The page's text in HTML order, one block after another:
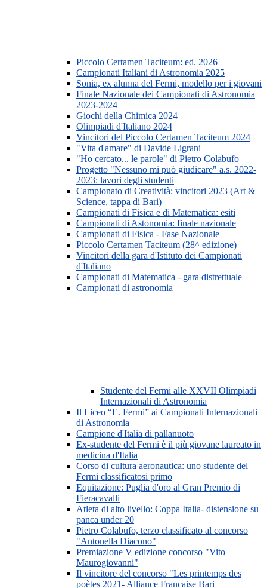
Piccolo Certamen Taciteum: ed. 2026
Campionati Italiani di Astronomia 2025
Sonia, ex alunna del Fermi, modello per i giovani
Finale Nazionale dei Campionati di Astronomia
2023-2024
Giochi della Chimica 2024
Olimpiadi d'Italiano 2024
Vincitori del Piccolo Certamen Taciteum 2024
"Vita d'amare" di Davide Ligrani
"Ho cercato... le parole" di Pietro Colabufo
Progetto "Nessuno mi può giudicare" a.s. 2022-
2023: lavori degli studenti
Campionato di Creatività: vincitori 2023 (Art &
Science, tappa di Bari)
Campionati di Fisica e di Matematica: esiti
Campionati di Astonomia: finale nazionale
Campionati di Fisica - Fase Nazionale
Piccolo Certamen Taciteum (28^ edizione)
Vincitori della gara d'Istituto dei Campionati
d'Italiano
Campionati di Matematica - gara distrettuale
Campionati di astronomia
Studente del Fermi alle XXVII Olimpiadi
Internazionali di Astronomia
Il Liceo “E. Fermi” ai Campionati Internazionali
di Astronomia
Campione d'Italia di pallanuoto
Ex-studente del Fermi è il più giovane laureato in
medicina d'Italia
Corso di cultura aeronautica: uno studente del
Fermi classificatosi primo
Equitazione: Puglia d'oro al Gran Premio di
Fieracavalli
Atleta di alto livello: Coppa Italia- distensione su
panca under 20
Pietro Colabufo, terzo classificato al concorso
"Antonella Diacono"
Premiazione V edizione concorso "Vito
Maurogiovanni"
Il vincitore del concorso "Les printemps des
poètes 2021- Alliance Francaise Bari